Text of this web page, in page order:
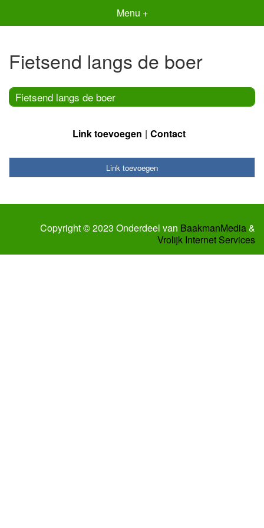
Menu +
Fietsend langs de boer
Fietsend langs de boer
Link toevoegen Contact
Link toevoegen
Copyright © 2023 Onderdeel van BaakmanMedia&
Vrolijk Internet Services